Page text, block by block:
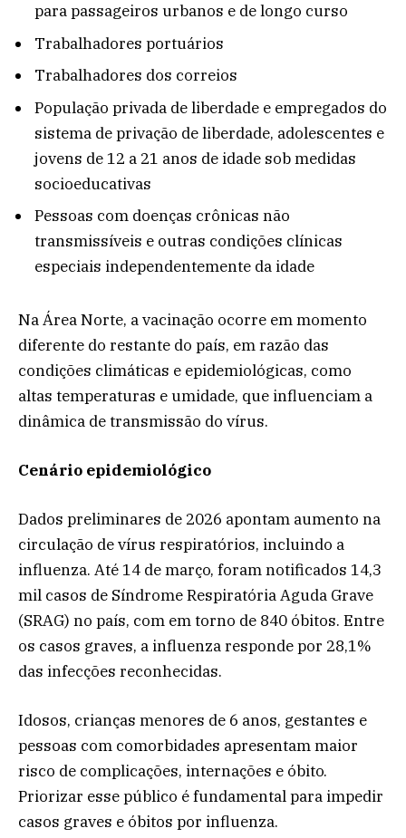
para passageiros urbanos e de longo curso
Trabalhadores portuários
Trabalhadores dos correios
População privada de liberdade e empregados do
sistema de privação de liberdade, adolescentes e
jovens de 12 a 21 anos de idade sob medidas
socioeducativas
Pessoas com doenças crônicas não
transmissíveis e outras condições clínicas
especiais independentemente da idade
Na Área Norte, a vacinação ocorre em momento
diferente do restante do país, em razão das
condições climáticas e epidemiológicas, como
altas temperaturas e umidade, que influenciam a
dinâmica de transmissão do vírus.
Cenário epidemiológico
Dados preliminares de 2026 apontam aumento na
circulação de vírus respiratórios, incluindo a
influenza. Até 14 de março, foram notificados 14,3
mil casos de Síndrome Respiratória Aguda Grave
(SRAG) no país, com em torno de 840 óbitos. Entre
os casos graves, a influenza responde por 28,1%
das infecções reconhecidas.
Idosos, crianças menores de 6 anos, gestantes e
pessoas com comorbidades apresentam maior
risco de complicações, internações e óbito.
Priorizar esse público é fundamental para impedir
casos graves e óbitos por influenza.